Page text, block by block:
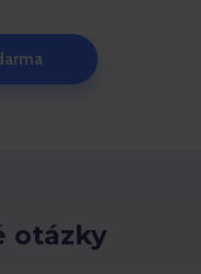
otázky